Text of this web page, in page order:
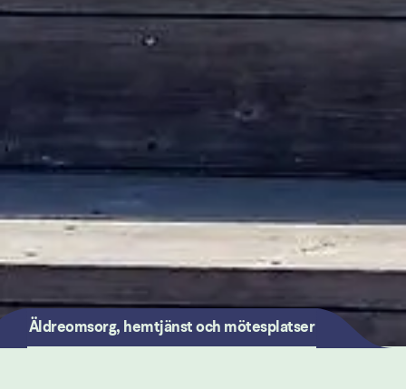
Äldreomsorg, hemtjänst och mötesplatser